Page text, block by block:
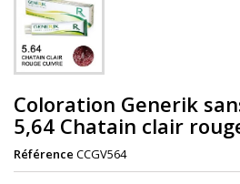
Coloration Generik
5,64 Chatain clair
Référence CCGV564